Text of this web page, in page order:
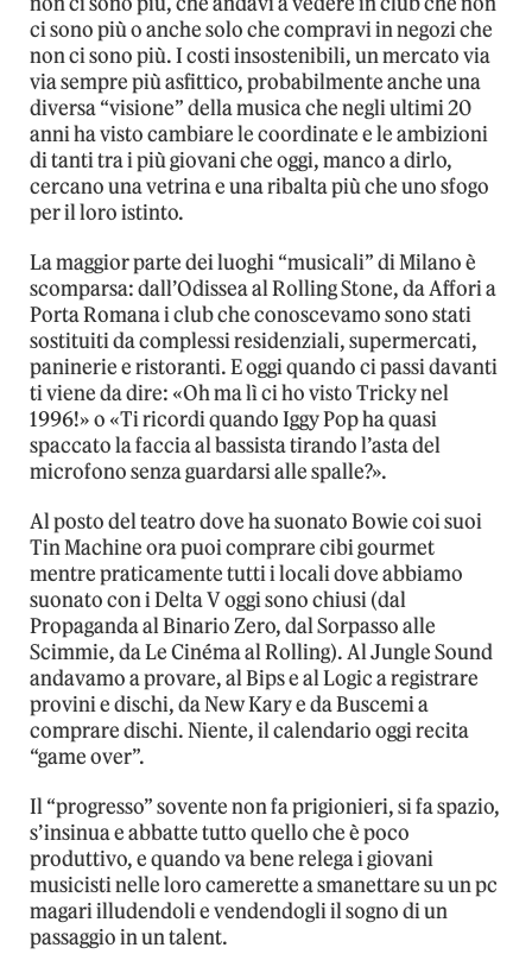
ci sono più o anche solo che compravi in negozi che
non ci sono più. I costi insostenibili, un mercato via
via sempre più asfittico, probabilmente anche una
diversa “visione” della musica che negli ultimi 20
anni ha visto cambiare le coordinate e le ambizioni
di tanti tra i più giovani che oggi, manco a dirlo,
cercano una vetrina e una ribalta più che uno sfogo
per il loro istinto.
La maggior parte dei luoghi “musicali” di Milano è
scomparsa: dall’Odissea al Rolling Stone, da Affori a
Porta Romana i club che conoscevamo sono stati
sostituiti da complessi residenziali, supermercati,
paninerie e ristoranti. E oggi quando ci passi davanti
ti viene da dire: «Oh ma lì ci ho visto Tricky nel
1996!» o «Ti ricordi quando Iggy Pop ha quasi
spaccato la faccia al bassista tirando l’asta del
microfono senza guardarsi alle spalle?».
Al posto del teatro dove ha suonato Bowie coi suoi
Tin Machine ora puoi comprare cibi gourmet
mentre praticamente tutti i locali dove abbiamo
suonato con i Delta V oggi sono chiusi (dal
Propaganda al Binario Zero, dal Sorpasso alle
Scimmie, da Le Cinéma al Rolling). Al Jungle Sound
andavamo a provare, al Bips e al Logic a registrare
provini e dischi, da New Kary e da Buscemi a
comprare dischi. Niente, il calendario oggi recita
“game over”.
Il “progresso” sovente non fa prigionieri, si fa spazio,
s’insinua e abbatte tutto quello che è poco
produttivo, e quando va bene relega i giovani
musicisti nelle loro camerette a smanettare su un pc
magari illudendoli e vendendogli il sogno di un
passaggio in un talent.